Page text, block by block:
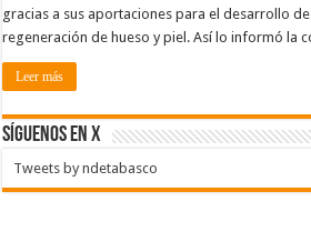
gracias a sus aportaciones para el desarrollo
regeneración de hueso y piel. Así lo informó la
Leer más
SÍGUENOS EN X
Tweets by ndetabasco